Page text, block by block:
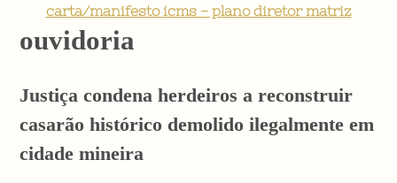
carta/manifesto icms - plano diretor matriz
ouvidoria
Justiça condena herdeiros a reconstruir
casarão histórico demolido ilegalmente em
cidade mineira